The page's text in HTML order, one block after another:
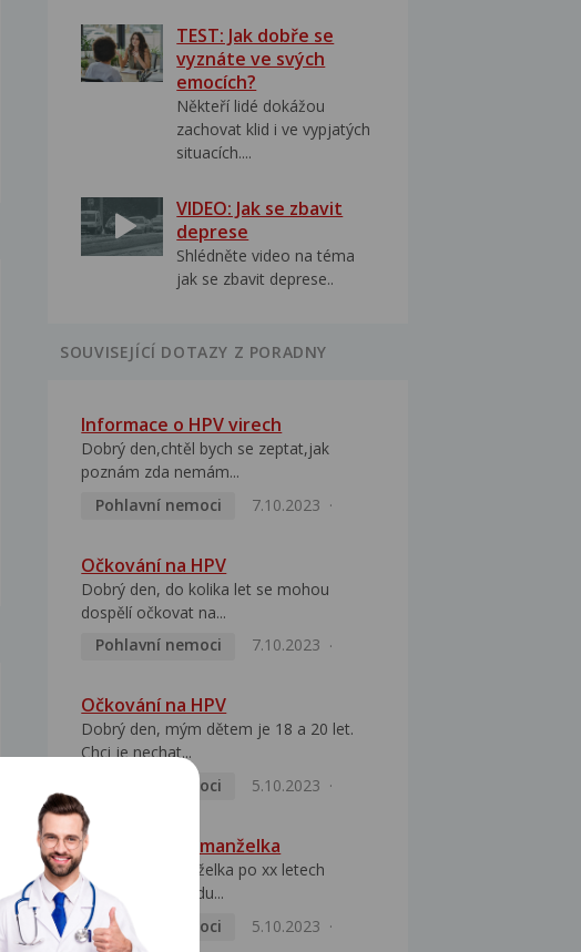
TEST: Jak dobře se
vyznáte ve svých
emocích?
Někteří lidé dokážou
zachovat klid i ve vypjatých
situacích....
VIDEO: Jak se zbavit
deprese
Shlédněte video na téma
jak se zbavit deprese..
SOUVISEJÍCÍ DOTAZY Z PORADNY
Informace o HPV virech
Dobrý den,chtěl bych se zeptat,jak
poznám zda nemám...
Pohlavní nemoci
7.10.2023
Očkování na HPV
Dobrý den, do kolika let se mohou
dospělí očkovat na...
Pohlavní nemoci
7.10.2023
Očkování na HPV
Dobrý den, mým dětem je 18 a 20 let.
Chci je nechat...
Pohlavní nemoci
5.10.2023
HPV pozitivní manželka
Dobrý den, manželka po xx letech
přivezla z Východu...
Pohlavní nemoci
5.10.2023